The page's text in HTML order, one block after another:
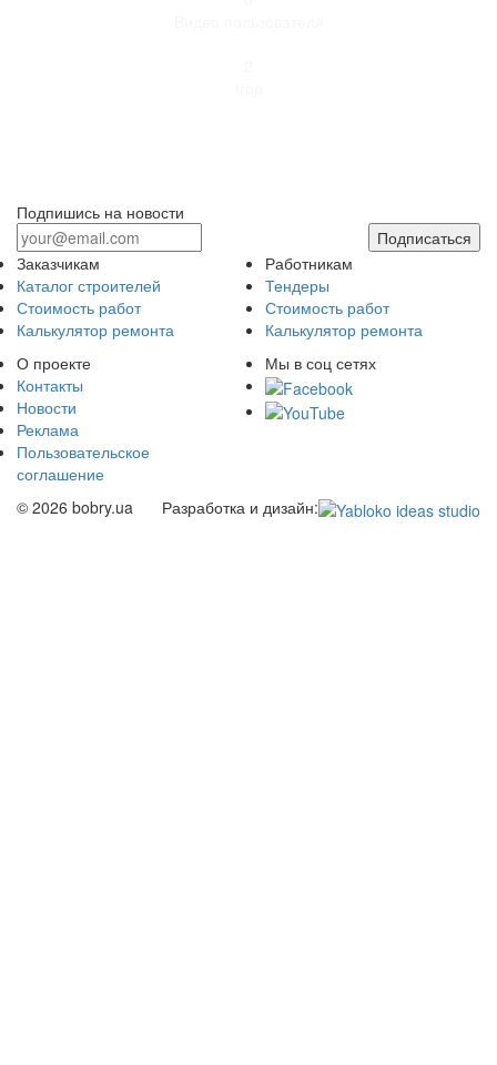
Подпишись на новости
Подписаться
Заказчикам
Каталог строителей
Стоимость работ
Калькулятор ремонта
Работникам
Тендеры
Стоимость работ
Калькулятор ремонта
О проекте
Контакты
Новости
Реклама
Пользовательское
соглашение
Мы в соц сетях
© 2026 bobry.ua Разработка и дизайн: